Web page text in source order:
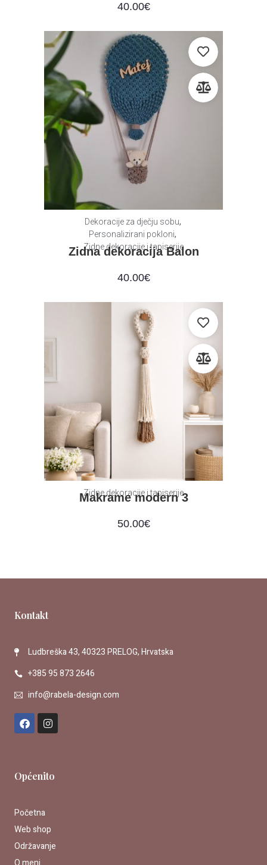
40.00€
Dekoracije za dječju sobu,
Personalizirani pokloni,
Zidne dekoracije i tapiserije
Zidna dekoracija Balon
40.00€
Zidne dekoracije i tapiserije
Makrame modern 3
50.00€
Kontakt
Ludbreška 43, 40323 PRELOG, Hrvatska
+385 95 873 2646
info@rabela-design.com
F
a
c
o
I
n
s
r
Općenito
Početna
Web shop
Održavanje